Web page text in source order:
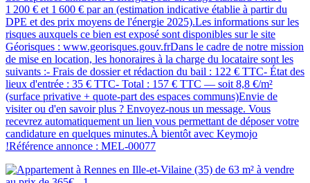
1 200 € et 1 600 € par an (estimation indicative établie à partir du
DPE et des prix moyens de l'énergie 2025).Les informations sur les
risques auxquels ce bien est exposé sont disponibles sur le site
Géorisques : www.georisques.gouv.frDans le cadre de notre mission
de mise en location, les honoraires à la charge du locataire sont les
suivants :- Frais de dossier et rédaction du bail : 122 € TTC- État des
lieux d'entrée : 35 € TTC- Total : 157 € TTC — soit 8,8 €/m²
(surface privative + quote-part des espaces communs)Envie de
visiter ou d'en savoir plus ? Envoyez-nous un message. Vous
recevrez automatiquement un lien vous permettant de déposer votre
candidature en quelques minutes.À bientôt avec Keymojo
!Référence annonce : MEL-00077